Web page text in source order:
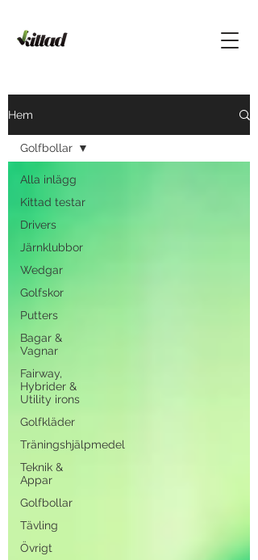
Hem
Alla inlägg
Kittad testar
Drivers
Järnklubbor
Wedgar
Golfskor
Putters
Bagar &
Vagnar
Fairway,
Hybrider &
Utility irons
Golfkläder
Träningshjälpmedel
Teknik &
Appar
Golfbollar
Tävling
Övrigt
Golfbollar